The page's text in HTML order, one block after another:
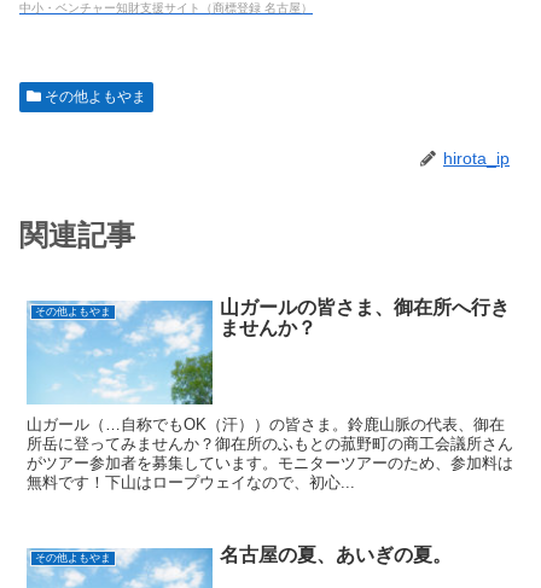
中小・ベンチャー知財支援サイト（商標登録 名古屋）
その他よもやま
hirota_ip
関連記事
その他よもやま
山ガールの皆さま、御在所へ行き
ませんか？
山ガール（…自称でもOK（汗））の皆さま。鈴鹿山脈の代表、御在
所岳に登ってみませんか？御在所のふもとの菰野町の商工会議所さん
がツアー参加者を募集しています。モニターツアーのため、参加料は
無料です！下山はロープウェイなので、初心...
その他よもやま 名古屋の夏、あいぎの夏。